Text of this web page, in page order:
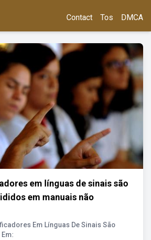
Contact Tos DMCA
em línguas de sinais são
em manuais não
Em Línguas De Sinais São